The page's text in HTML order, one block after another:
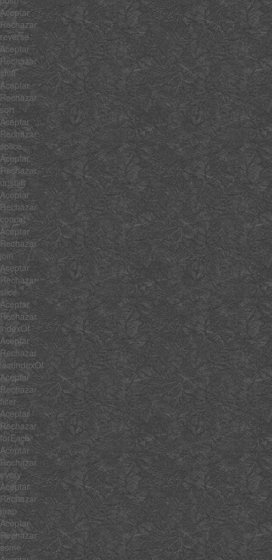
Aceptar
Rechazar
reverse
Aceptar
Rechazar
shift
Aceptar
Rechazar
sort
Aceptar
Rechazar
splice
Aceptar
Rechazar
unshift
Aceptar
Rechazar
concat
Aceptar
Rechazar
join
Aceptar
Rechazar
slice
Aceptar
Rechazar
indexOf
Aceptar
Rechazar
lastIndexOf
Aceptar
Rechazar
filter
Aceptar
Rechazar
forEach
Aceptar
Rechazar
every
Aceptar
Rechazar
map
Aceptar
Rechazar
some